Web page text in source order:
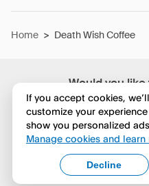
Would you
in
No,
Yes,
Home > Death Wish Coffee
If you accept cookies,
customize your
show you personalized
Manage cookies and learn
Decline